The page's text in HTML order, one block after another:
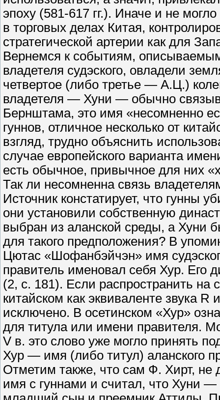
эпоху (581-617 гг.). Иначе и не
в торговых делах Китая,
стратегической артерии как для
Вернемся к событиям,
владетеля судэского, овладели
четвертое (либо третье — А.Ц.)
владетеля — Хуни — обычно
Бернштама, это имя «несомненно
гуннов, отличное несколько от
взгляд, трудно объяснить
случае европейского варианта
есть обычное, привычное для них
Так ли несомненна связь
Источник констатирует, что гунны
они установили собственную
выбран из аланской среды, а Хуни
для такого предположения? В
Цютас «Шофанбэйчэн» имя
правитель именовал себя Хур. Его
(2, с. 181). Если распространить на
китайском как эквиваленте звука
исключено. В осетинском «Хур»
для титула или имени правителя.
V в. это слово уже могло принять
Хур — имя (либо титул) аланского
Отметим также, что сам Ф. Хирт, не
имя с гуннами и считал, что Хуни —